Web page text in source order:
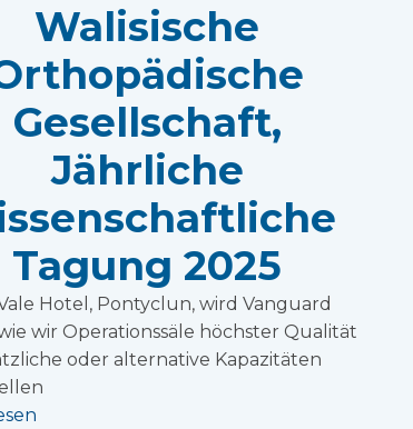
Walisische
Gesellschaft,
Jährliche
Tagung 2025
Hotel, Pontyclun, wird Vanguard
wir Operationssäle höchster Qualität
oder alternative Kapazitäten